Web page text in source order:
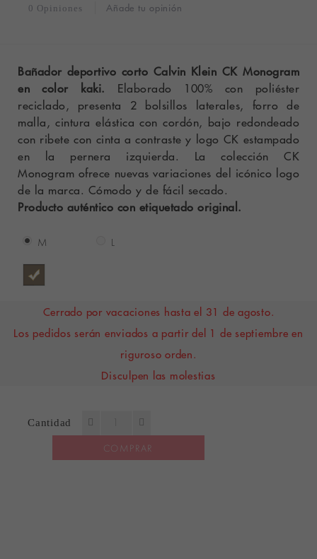
0 Opiniones Añade tu opinión
Bañador deportivo corto Calvin Klein CK Monogram
en color kaki. Elaborado 100% con poliéster
reciclado, presenta 2 bolsillos laterales, forro de
malla, cintura elástica con cordón, bajo redondeado
con ribete con cinta a contraste y logo CK estampado
en la pernera izquierda. La colección CK
Monogram ofrece nuevas variaciones del icónico logo
de la marca. Cómodo y de fácil secado.
Producto auténtico con etiquetado original.
M L
Cerrado por vacaciones hasta el 31 de agosto.
Los pedidos serán enviados a partir del 1 de septiembre en
riguroso orden.
Disculpen las molestias
Cantidad
COMPRAR